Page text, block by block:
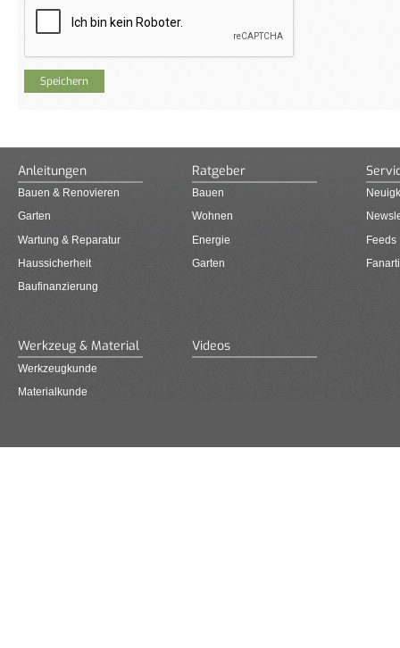
Anleitungen
Bauen & Renovieren
Garten
Wartung & Reparatur
Haussicherheit
Baufinanzierung
Ratgeber
Bauen
Wohnen
Energie
Garten
Feeds
Werkzeug & Material
Werkzeugkunde
Materialkunde
Videos